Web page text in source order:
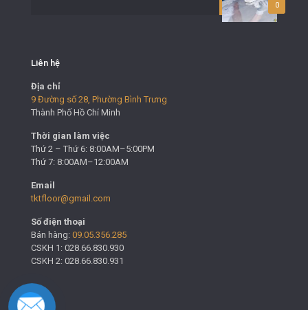
0
Liên hệ
Địa chỉ
9 Đường số 28, Phường Bình Trưng
Thành Phố Hồ Chí Minh
Thời gian làm việc
Thứ 2 – Thứ 6: 8:00AM–5:00PM
Thứ 7: 8:00AM–12:00AM
Email
tktfloor@gmail.com
Số điện thoại
Bán hàng: 09.05.356.285
CSKH 1: 028.66.830.930
CSKH 2: 028.66.830.931